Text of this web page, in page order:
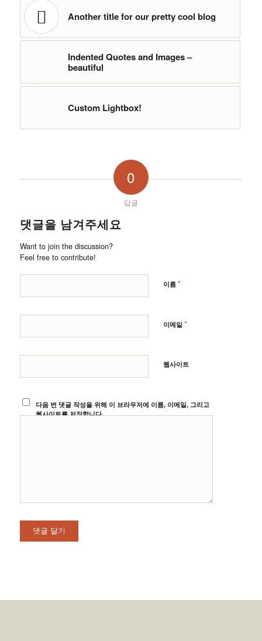
Another title for our pretty cool blog
Indented Quotes and Images –
beautiful
Custom Lightbox!
0
답글
댓글을 남겨주세요
Want to join the discussion?
Feel free to contribute!
이름 *
이메일 *
웹사이트
다음 번 댓글 작성을 위해 이 브라우저에 이름, 이메일, 그리고
웹사이트를 저장합니다.